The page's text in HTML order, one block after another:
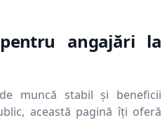
angajări la
muncă stabil și beneficii
această pagină îți oferă